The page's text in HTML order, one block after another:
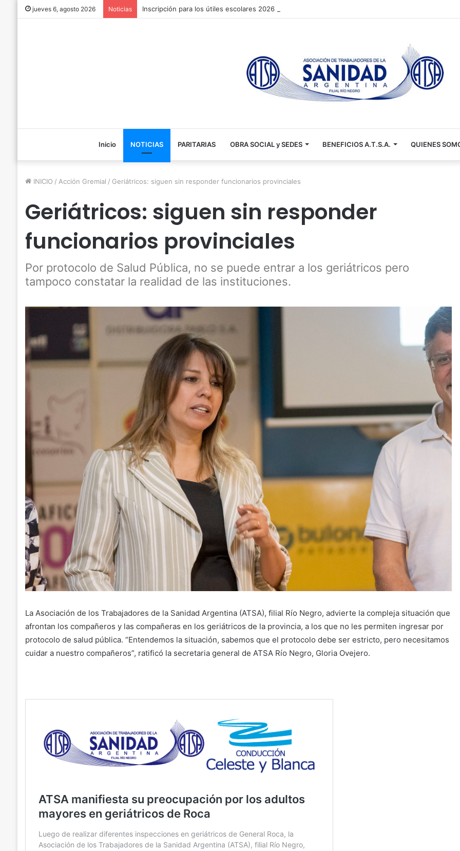
jueves 6, agosto 2026 Noticias Inscripción para los útiles escolares 2026 📚✏️
Inicio NOTICIAS PARITARIAS OBRA SOCIAL y SEDES BENEFICIOS A.T.S.A. QUIENES
INICIO / Acción Gremial / Geriátricos: siguen sin responder funcionarios provinciales
Geriátricos: siguen sin responder
funcionarios provinciales
Por protocolo de Salud Pública, no se puede entrar a los geriátricos pero
tampoco constatar la realidad de las instituciones.
La Asociación de los Trabajadores de la Sanidad Argentina (ATSA), filial Río Negro, advierte la compleja situación que
afrontan los compañeros y las compañeras en los geriátricos de la provincia, a los que no les permiten ingresar por
protocolo de salud pública. “Entendemos la situación, sabemos que el protocolo debe ser estricto, pero necesitamos
cuidar a nuestro compañeros”, ratificó la secretaria general de ATSA Río Negro, Gloria Ovejero.